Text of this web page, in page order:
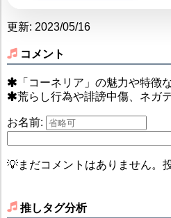
更新: 2023/05/16
コメント
「コーネリア」の魅力や特徴
荒らし行為や誹謗中傷、ネガ
お名前:
💡まだコメントはありません。
推しタグ分析